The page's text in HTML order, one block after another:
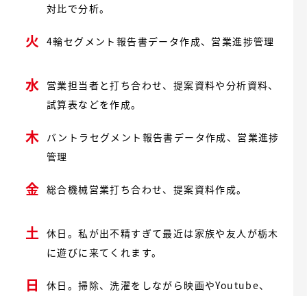
対比で分析。
火 4輪セグメント報告書データ作成、営業進捗管理
水 営業担当者と打ち合わせ、提案資料や分析資料、
試算表などを作成。
木 バントラセグメント報告書データ作成、営業進捗
管理
金 総合機械営業打ち合わせ、提案資料作成。
土 休日。私が出不精すぎて最近は家族や友人が栃木
に遊びに来てくれます。
日
休日。掃除、洗濯をしながら映画やYoutube、